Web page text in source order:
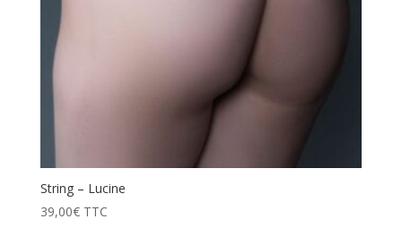
String – Lucine
39,00€ TTC